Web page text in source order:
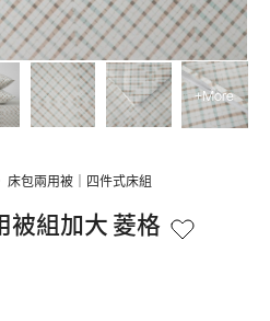
+More
床包兩用被｜四件式床組
被組加大 菱格